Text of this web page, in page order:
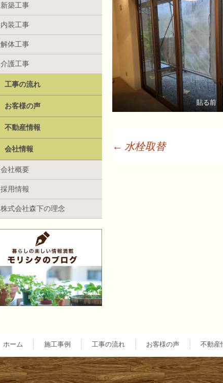
貼る前
ー
シ
← 水栓取替
新築工事
内装工事
解体工事
介護工事
工事の流れ
お客様の声
不動産情報
会社情報
会社概要
採用情報
株式会社森下の理念
ホーム 施工事例 工事の流れ お客様の声 不動産